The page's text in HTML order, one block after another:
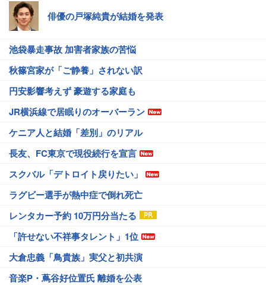
俳優の戸塚純貴が結婚を発表
池袋暴走事故 加害者家族の苦悩
秋篠宮家が「ご静養」されない訳
円安影響考えず 豪遊する家庭も
JR横浜線で居眠りのオーバーラン
ケニア人と結婚「差別」のリアル
長友、FC東京で現役続行を宣言
スクバル「デトロイト戻りたい」
ラグビー選手が熱中症で倒れ死亡
レンタカー予約 10万円分当たる
「許せない不祥事タレント」1位
大倉忠義「鳥貴族」実父と初共演
音楽P・蔦谷好位置氏 離婚を公表